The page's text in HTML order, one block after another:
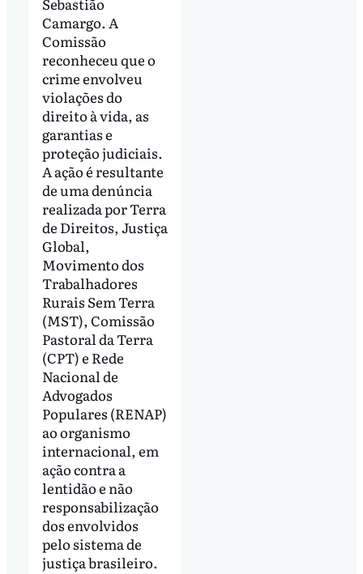
Camargo. A
Comissão
reconheceu que o
crime envolveu
violações do
direito à vida, as
garantias e
proteção judiciais.
A ação é resultante
de uma denúncia
realizada por Terra
de Direitos, Justiça
Global,
Movimento dos
Trabalhadores
Rurais Sem Terra
(MST), Comissão
Pastoral da Terra
(CPT) e Rede
Nacional de
Advogados
Populares (RENAP)
ao organismo
internacional, em
ação contra a
lentidão e não
responsabilização
dos envolvidos
pelo sistema de
justiça brasileiro.